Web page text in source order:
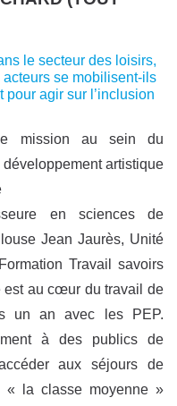
le secteur des loisirs,
se mobilisent-ils
pour agir sur l’inclusion
mission au sein du
artistique
en sciences de
Jean Jaurès, Unité
Travail savoirs
est au cœur du travail de
un an avec les PEP.
à des publics de
aux séjours de
« la classe moyenne »